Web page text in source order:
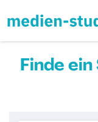
Finde